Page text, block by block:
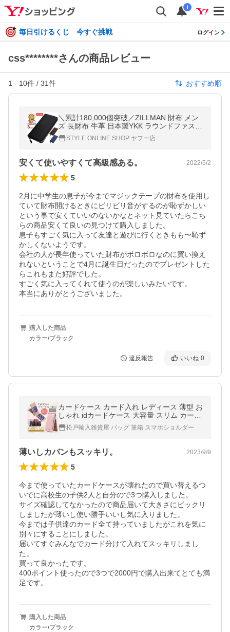
i
毎日引けるくじ 今すぐ挑戦 ログイン
css********さんの商品レビュー
1 - 10件 / 31件 おすすめ順
＼累計180,000個突破／ZILLMAN 財布 メン
ズ 長財布 牛革 日本製YKK ラウンドファスナ
ー ロングウォレット 化粧箱付き レディース
にも ジルマン
STYLE ONLINE SHOP ヤフー店
安くて使いやすくて高級感ある。 2022/5/2
5
2月に中学生の息子が今までマジックテープの財布を使用し
ていて財布開けるときにビリビリ音がするのが恥ずかしい
という事で安くていいのないかなとネット見ていたらこち
らの商品安くて良いの見つけて購入しました。
息子もすごく気に入って友達と遊びに行くときもも〜恥ず
かしくないようです。
会社の人が長年使っていた財布がボロボロなのに買い換え
れないということで4月に誕生日だったのでプレゼントした
らこれもまた好評でした。
すごく気に入ってくれて使うのが楽しいみたいです。
本当にありがとうございました。
購入した商品
カラー/ブラック
違反報告 いいね 0
カードケース カード入れ レディース 薄型 お
しゃれ idカードケース 大容量 スリム カード
ホルダー
松戸輸入雑貨屋 バッグ 筆箱 スマホショルダー
薄いしカバンもスッキリ。 2023/9/9
5
今まで使っていたカードケースが壊れたので買い替えるつ
いでに高校生の子供2人と自分ので3つ購入しました。
サイズ確認してなかったので商品届いて大きさにビックリ
しましたが薄いし使い勝手いいし気に入りました。
今までは子供達のカード全て持っていましたがこれを気に
別々にすることにしました。
届いてすぐみんなでカード分けて入れてスッキリしまし
た。
買って良かったです。
400ポイント使ったので3つで2000円で購入出来てとても満
足です。
購入した商品
カラー/ブラック